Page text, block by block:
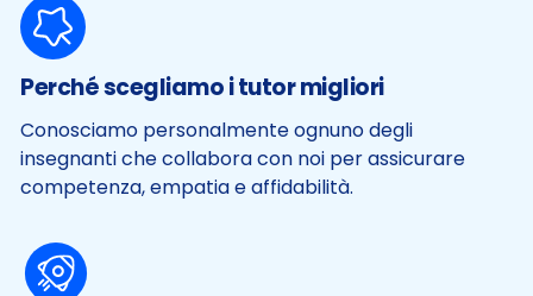
Perché scegliamo i tutor migliori
Conosciamo personalmente ognuno degli
insegnanti che collabora con noi per assicurare
competenza, empatia e affidabilità.